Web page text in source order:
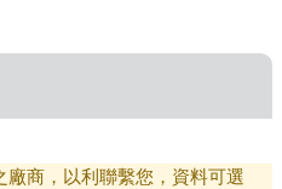
商，以利聯繫您，資料可選